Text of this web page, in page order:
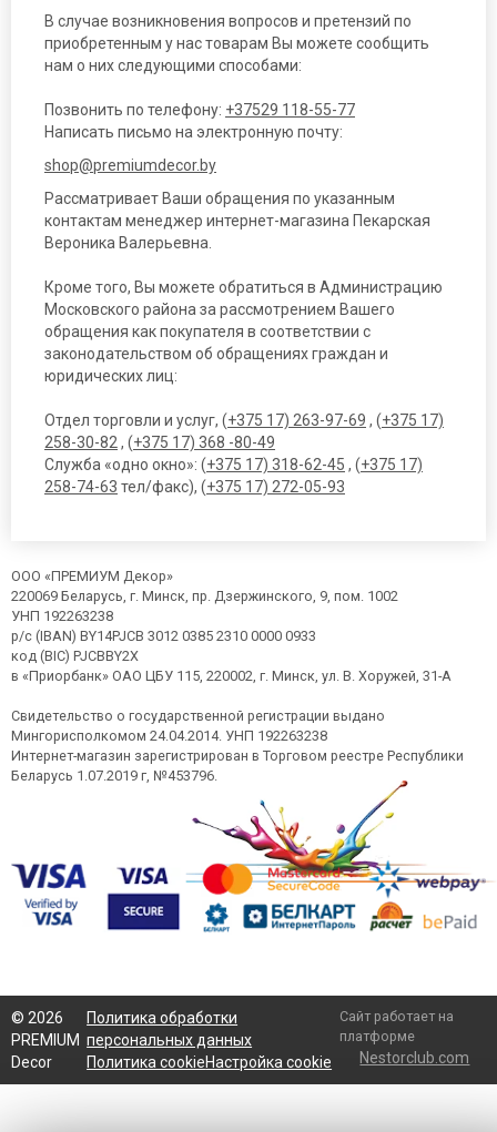
В случае возникновения вопросов и претензий по
приобретенным у нас товарам Вы можете сообщить
нам о них следующими способами:
Позвонить по телефону: +37529 118-55-77
Написать письмо на электронную почту:
shop@premiumdecor.by
Рассматривает Ваши обращения по указанным
контактам менеджер интернет-магазина Пекарская
Вероника Валерьевна.
Кроме того, Вы можете обратиться в Администрацию
Московского района за рассмотрением Вашего
обращения как покупателя в соответствии с
законодательством об обращениях граждан и
юридических лиц:
Отдел торговли и услуг, (+375 17) 263-97-69 , (+375 17)
258-30-82 , (+375 17) 368 -80-49
Служба «одно окно»: (+375 17) 318-62-45 , (+375 17)
258-74-63 тел/факс), (+375 17) 272-05-93
ООО «ПРЕМИУМ Декор»
220069 Беларусь, г. Минск, пр. Дзержинского, 9, пом. 1002
УНП 192263238
р/с (IBAN) BY14PJCB 3012 0385 2310 0000 0933
код (BIC) PJCBBY2X
в «Приорбанк» ОАО ЦБУ 115, 220002, г. Минск, ул. В. Хоружей, 31-А
Свидетельство о государственной регистрации выдано
Мингорисполкомом 24.04.2014. УНП 192263238
Интернет-магазин зарегистрирован в Торговом реестре Республики
Беларусь 1.07.2019 г, №453796.
© 2026
PREMIUM
Decor
Политика обработки
персональных данных
Политика cookieНастройка cookie
Сайт работает на
платформе
Nestorclub.com